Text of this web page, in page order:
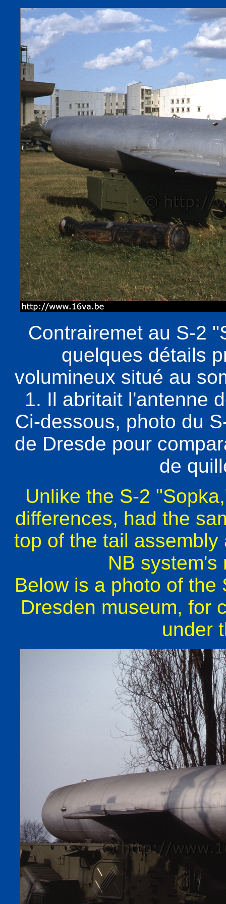
Contrairemet au S-2
quelques détails
volumineux situé au
1. Il abritait l'antenne
Ci-dessous, photo du
de Dresde pour
de
Unlike the S-2
differences, had the
top of the tail
NB system's
Below is a photo of
Dresden museum, for
under